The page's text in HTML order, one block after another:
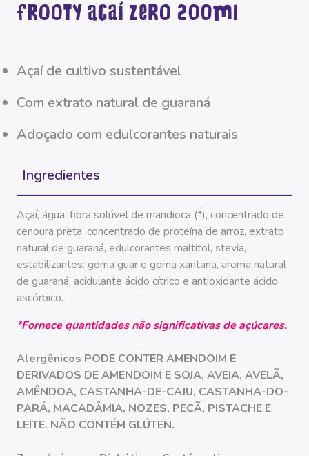
Frooty Açaí Zero 200ml
açaí de cultivo sustentável
com extrato natural de guaraná
adoçado com edulcorantes naturais
Ingredientes
açaí, água, fibra solúvel de mandioca (*), concentrado de
cenoura preta, concentrado de proteína de arroz, extrato
natural de guaraná, edulcorantes maltitol, stevia,
estabilizantes: goma guar e goma xantana, aroma natural
de guaraná, acidulante ácido cítrico e antioxidante ácido
ascórbico.
*Fornece quantidades não significativas de açúcares.
Alergênicos PODE CONTER AMENDOIM E
DERIVADOS DE AMENDOIM E SOJA, AVEIA, AVELÃ,
AMÊNDOA, CASTANHA-DE-CAJU, CASTANHA-DO-
PARÁ, MACADÂMIA, NOZES, PECÃ, PISTACHE E
LEITE. NÃO CONTÉM GLÚTEN.